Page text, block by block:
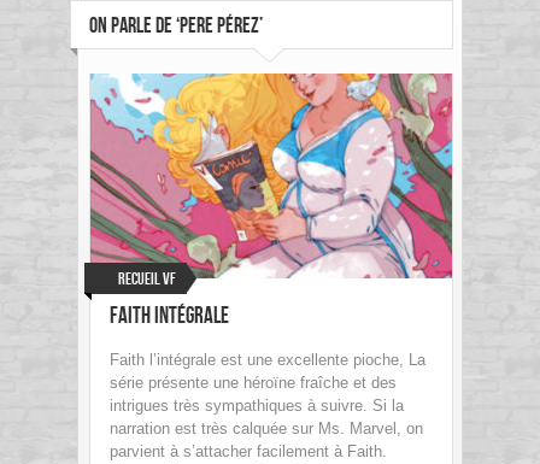
ON PARLE DE ‘PERE PÉREZ’
Recueil VF
Faith Intégrale
Faith l’intégrale est une excellente pioche, La
série présente une héroïne fraîche et des
intrigues très sympathiques à suivre. Si la
narration est très calquée sur Ms. Marvel, on
parvient à s’attacher facilement à Faith.